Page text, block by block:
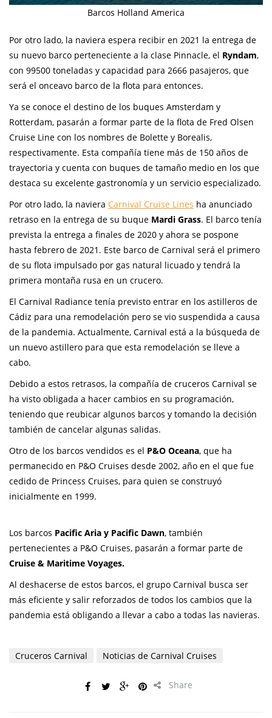
Barcos Holland America
Por otro lado, la naviera espera recibir en 2021 la entrega de
su nuevo barco perteneciente a la clase Pinnacle, el Ryndam,
con 99500 toneladas y capacidad para 2666 pasajeros, que
será el onceavo barco de la flota para entonces.
Ya se conoce el destino de los buques Amsterdam y
Rotterdam, pasarán a formar parte de la flota de Fred Olsen
Cruise Line con los nombres de Bolette y Borealis,
respectivamente. Esta compañía tiene más de 150 años de
trayectoria y cuenta con buques de tamaño medio en los que
destaca su excelente gastronomía y un servicio especializado.
Por otro lado, la naviera Carnival Cruise Lines ha anunciado
retraso en la entrega de su buque Mardi Grass. El barco tenía
prevista la entrega a finales de 2020 y ahora se pospone
hasta febrero de 2021. Este barco de Carnival será el primero
de su flota impulsado por gas natural licuado y tendrá la
primera montaña rusa en un crucero.
El Carnival Radiance tenía previsto entrar en los astilleros de
Cádiz para una remodelación pero se vio suspendida a causa
de la pandemia. Actualmente, Carnival está a la búsqueda de
un nuevo astillero para que esta remodelación se lleve a
cabo.
Debido a estos retrasos, la compañía de cruceros Carnival se
ha visto obligada a hacer cambios en su programación,
teniendo que reubicar algunos barcos y tomando la decisión
también de cancelar algunas salidas.
Otro de los barcos vendidos es el P&O Oceana, que ha
permanecido en P&O Cruises desde 2002, año en el que fue
cedido de Princess Cruises, para quien se construyó
inicialmente en 1999.
Los barcos Pacific Aria y Pacific Dawn, también
pertenecientes a P&O Cruises, pasarán a formar parte de
Cruise & Maritime Voyages.
Al deshacerse de estos barcos, el grupo Carnival busca ser
más eficiente y salir reforzados de todos los cambios que la
pandemia está obligando a llevar a cabo a todas las navieras.
Cruceros Carnival Noticias de Carnival Cruises
Share